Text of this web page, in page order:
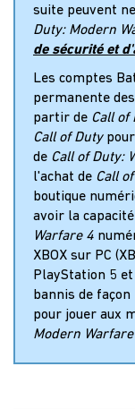
suite peuvent
Duty: Modern
de sécurité et
Les comptes
permanente
partir de Call of
Call of Dutypour
de Call of Duty:
l'achat de Call
boutique
avoir la capacité
Warfare 4
XBOX sur PC
PlayStation 5
bannis de
pour jouer aux
Modern